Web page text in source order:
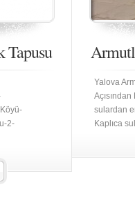
Tapusu
2-
Yalova
sulardan
Kaplıca